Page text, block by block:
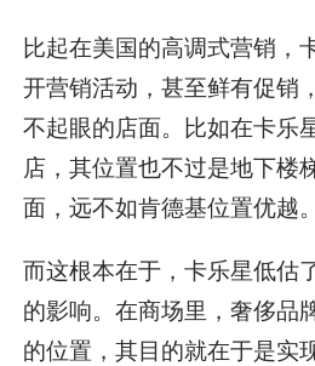
比起在美国的高调式营销，
开营销活动，甚至鲜有促销
不起眼的店面。比如在卡乐
店，其位置也不过是地下楼
面，远不如肯德基位置优越。
而这根本在于，卡乐星低估
的影响。在商场里，奢侈品
的位置，其目的就在于是实